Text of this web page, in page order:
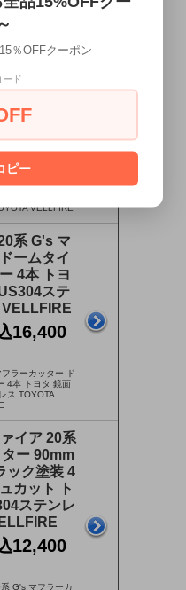
カット 高純度
VELLFIRE
系 G's マ
ームタイ
本 トヨタ
ステンレ
18,500
ラーカッター ド
VELLFIRE
系 G's マ
ームタイ
4本 トヨ
ステ
VELLFIRE
16,400
ラーカッター ド
4本 トヨタ 鏡面
ス TOYOTA
イア 20系
ー 90mm
ック塗装 4
カット ト
ステンレ
12,400
G's マフラーカ
％OFFクーポン
ード
ピー